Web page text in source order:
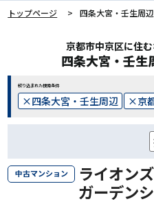
トップページ 四条大宮・壬生周
京都市中京区に住
四条大宮・壬生
絞り込まれた検索条件
四条大宮・壬生周辺 京
中古マンション
ライオン
ガーデン